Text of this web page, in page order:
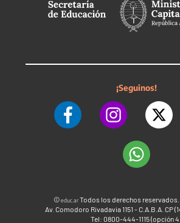
¡Seguinos!
©educ.arTodos los derechos reservados.
Av. Comodoro Rivadavia 1151 - C.A.B.A. CP
Tel: 0800-444-1115 (opción